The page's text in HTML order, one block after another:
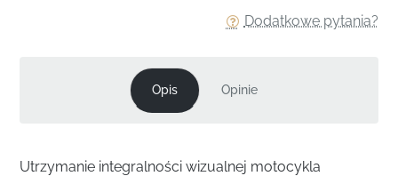
Dodatkowe pytania?
Opis Opinie
Utrzymanie integralności wizualnej motocykla